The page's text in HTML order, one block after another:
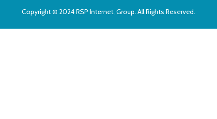
Copyright © 2024 RSP Internet, Group. All Rights Reserved.